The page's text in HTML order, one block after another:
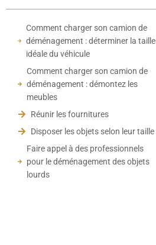
Comment charger son camion de
déménagement : déterminer la taille
idéale du véhicule
Comment charger son camion de
déménagement : démontez les
meubles
Réunir les fournitures
Disposer les objets selon leur taille
Faire appel à des professionnels
pour le déménagement des objets
lourds